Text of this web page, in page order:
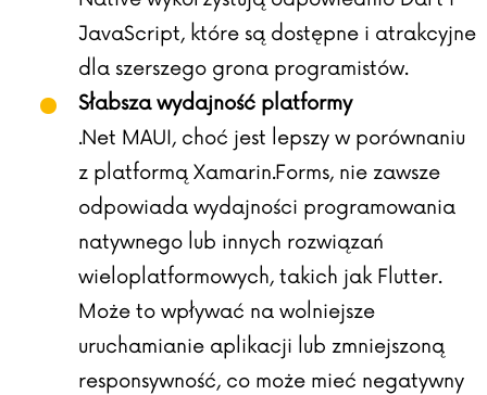
JavaScript, które są dostępne i atrakcyjne
dla szerszego grona programistów.
Słabsza wydajność platformy
.Net MAUI, choć jest lepszy w porównaniu
z platformą Xamarin.Forms, nie zawsze
odpowiada wydajności programowania
natywnego lub innych rozwiązań
wieloplatformowych, takich jak Flutter.
Może to wpływać na wolniejsze
uruchamianie aplikacji lub zmniejszoną
responsywność, co może mieć negatywny